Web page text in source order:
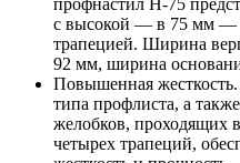
с высокой — в 75 мм —
трапецией. Ширина
92 мм, ширина
Повышенная
типа профлиста, а
желобков, проходящих
четырех трапеций,